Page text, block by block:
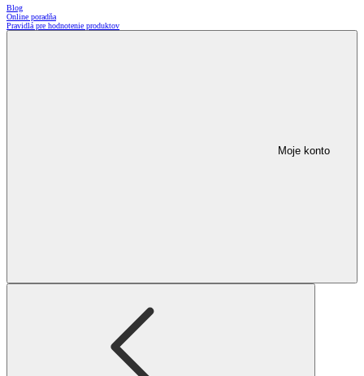
Blog
Online poradňa
Pravidlá pre hodnotenie produktov
Moje konto